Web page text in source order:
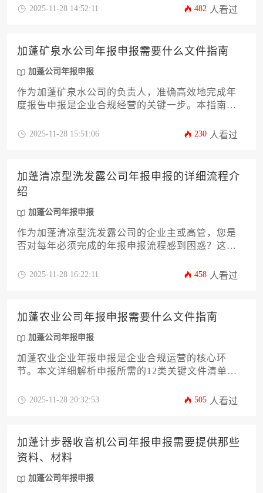
程，从法定截止日期、材料准备清单到常见延误因
险，更能为企业在西非市场的稳健发展奠定坚实基
础。
2025-11-28 14:52:11 482 人看过
加蓬矿泉水公司年报申报需要什么文件指南
加蓬公司年报申报
作为加蓬矿泉水公司的负责人，准确高效地完成年
度报告申报是企业合规经营的关键一步。本指南将
办理流程、关键注意事项及常见误区。内容涵盖从
可操作性强的行动路线图，助您顺利完成这项重要
的法定义务，确保企业在加蓬市场的稳健运营。
2025-11-28 15:51:06 230 人看过
加蓬清凉型洗发露公司年报申报的详细流程介
绍
加蓬公司年报申报
作为加蓬清凉型洗发露公司的企业主或高管，您是
否对每年必须完成的年报申报流程感到困惑？这份
跟进的全过程，帮助您高效、合规地完成这项法定
加蓬公司年报申报方法，是确保企业稳健运营、维
护良好商业信誉的关键一步。
2025-11-28 16:22:11 458 人看过
加蓬农业公司年报申报需要什么文件指南
加蓬公司年报申报
加蓬农业企业年报申报是企业合规运营的核心环
节。本文详细解析申报所需的12类关键文件清单、
险及应对策略，并特别说明外资农业企业的额外文
避合规风险。
2025-11-28 20:32:53 505 人看过
加蓬计步器收音机公司年报申报需要提供那些
资料、材料
加蓬公司年报申报